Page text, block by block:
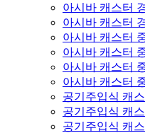
아시바 캐스터
아시바 캐스터
아시바 캐스터
아시바 캐스터
아시바 캐스터
아시바 캐스터
공기주입식 캐스
공기주입식 캐스
공기주입식 캐스